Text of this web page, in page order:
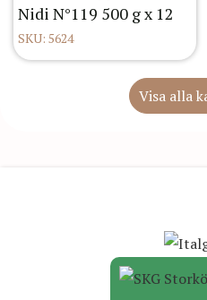
Nidi N°119 500 g x 12
SKU: 5624
Visa alla